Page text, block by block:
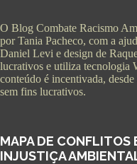
O Blog Combate Racismo
por Tania Pacheco, com a
Daniel Levi e design de
lucrativos e utiliza tecnologia
conteúdo é incentivada,
sem fins lucrativos.
MAPA DE CONFLITOS
INJUSTIÇA